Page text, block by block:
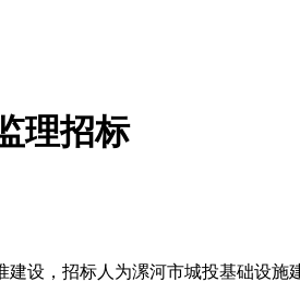
理招标
，招标人为漯河市城投基础设施